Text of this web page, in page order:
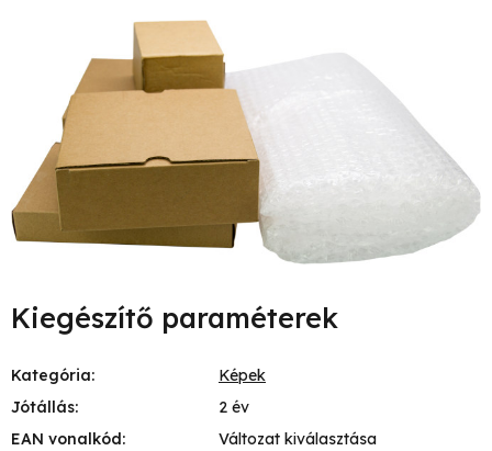
Kiegészítő paraméterek
Kategória:
Képek
Jótállás:
2 év
EAN vonalkód:
Változat kiválasztása